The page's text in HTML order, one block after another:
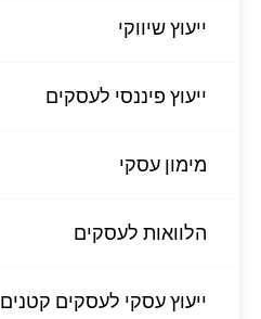
ייעוץ שיווקי
ייעוץ פיננסי לעסקים
מימון עסקי
הלוואות לעסקים
ייעוץ עסקי לעסקים קטנים